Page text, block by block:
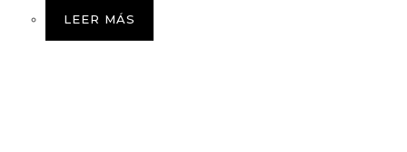
LEER MÁS